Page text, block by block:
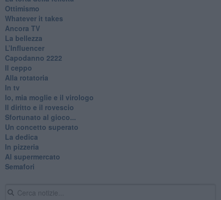
Ottimismo
Whatever it takes
Ancora TV
La bellezza
L’Influencer
​Capodanno 2222
Il ceppo
Alla rotatoria
In tv
Io, mia moglie e il virologo
Il diritto e il rovescio
Sfortunato al gioco...
Un concetto superato
La dedica
In pizzeria
Al supermercato
Semafori